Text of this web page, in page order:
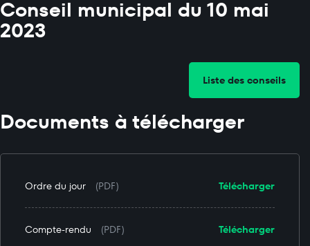
Conseil municipal du 10 mai
2023
Liste des conseils
Documents à télécharger
Télécharger
Ordre du jour (PDF)
Télécharger
Compte-rendu (PDF)